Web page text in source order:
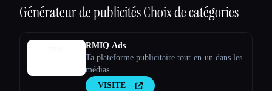
Générateur de publicitésChoix de catégories
RMIQ Ads
Ta plateforme publicitaire tout-en-un dans les
médias
VISITE